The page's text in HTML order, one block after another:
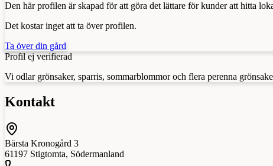
Den här profilen är skapad för att göra det lättare för kunder att hitta
Det kostar inget att ta över profilen.
Ta över din gård
Profil ej verifierad
Vi odlar grönsaker, sparris, sommarblommor och flera perenna
Kontakt
Bärsta Kronogård 3
61197 Stigtomta, Södermanland